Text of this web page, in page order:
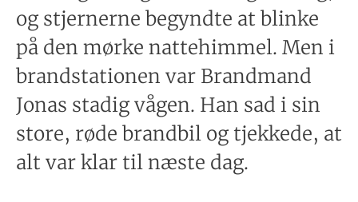
og stjernerne begyndte at blinke
på den mørke nattehimmel. Men i
brandstationen var Brandmand
Jonas stadig vågen. Han sad i sin
store, røde brandbil og tjekkede, at
alt var klar til næste dag.